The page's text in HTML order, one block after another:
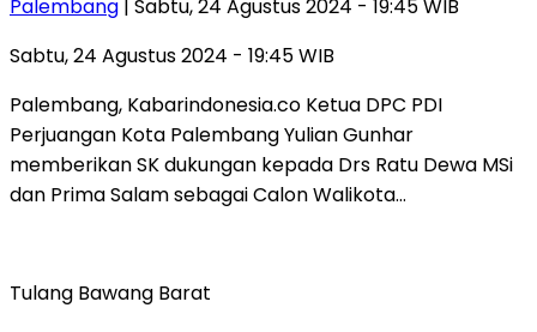
Palembang | Sabtu, 24 Agustus 2024 - 19:45 WIB
Sabtu, 24 Agustus 2024 - 19:45 WIB
Palembang, Kabarindonesia.co Ketua DPC PDI
Perjuangan Kota Palembang Yulian Gunhar
memberikan SK dukungan kepada Drs Ratu Dewa MSi
dan Prima Salam sebagai Calon Walikota…
Tulang Bawang Barat